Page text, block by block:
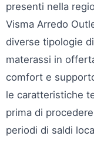
presenti nella
Visma Arredo
diverse tipologie
materassi in
comfort e
le caratteristiche
prima di
periodi di saldi